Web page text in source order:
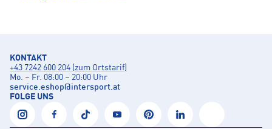
KONTAKT
+43 7242 600 204 (zum Ortstarif)
Mo. – Fr. 08:00 – 20:00 Uhr
service.eshop@intersport.at
FOLGE UNS